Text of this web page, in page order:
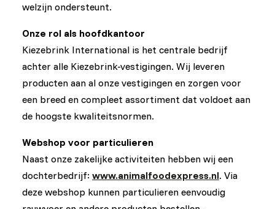
welzijn ondersteunt.
Onze rol als hoofdkantoor
Kiezebrink International is het centrale bedrijf
achter alle Kiezebrink-vestigingen. Wij leveren
producten aan al onze vestigingen en zorgen voor
een breed en compleet assortiment dat voldoet aan
de hoogste kwaliteitsnormen.
Webshop voor particulieren
Naast onze zakelijke activiteiten hebben wij een
dochterbedrijf: www.animalfoodexpress.nl. Via
deze webshop kunnen particulieren eenvoudig